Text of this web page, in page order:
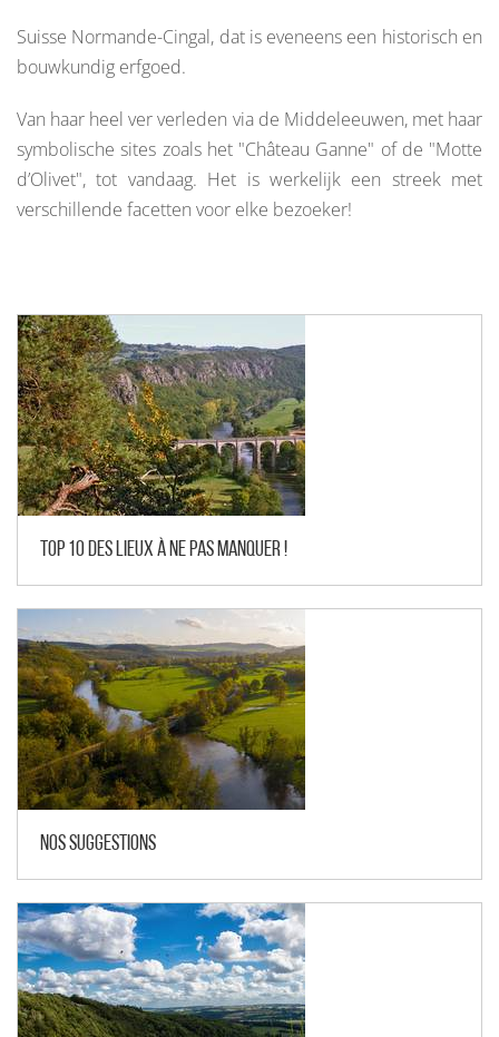
Suisse Normande-Cingal, dat is eveneens een historisch en
bouwkundig erfgoed.
Van haar heel ver verleden via de Middeleeuwen, met haar
symbolische sites zoals het "Château Ganne" of de "Motte
d’Olivet", tot vandaag. Het is werkelijk een streek met
verschillende facetten voor elke bezoeker!
Top 10 des lieux à ne pas manquer !
Nos suggestions